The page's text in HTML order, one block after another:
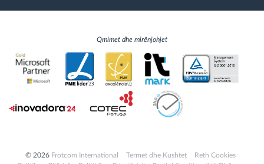
Qmimet dhe mirënjohjet
© 2026 Frotcom International Termet dhe Kushtet
Reth Cookies